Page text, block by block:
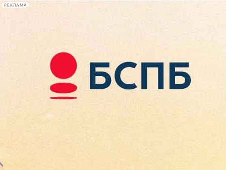
РЕКЛАМА
Сегодня:
2026.08.08
00:18
Афиша Plus